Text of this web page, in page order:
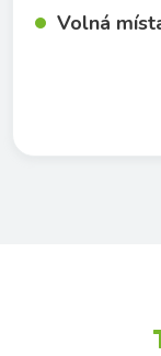
Volná